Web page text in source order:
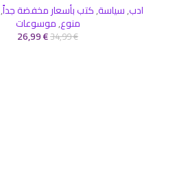
ادب,سياسة,كتب بأسعار مخفضة جداً,
منوع,موسوعات
34,99€
26,99€